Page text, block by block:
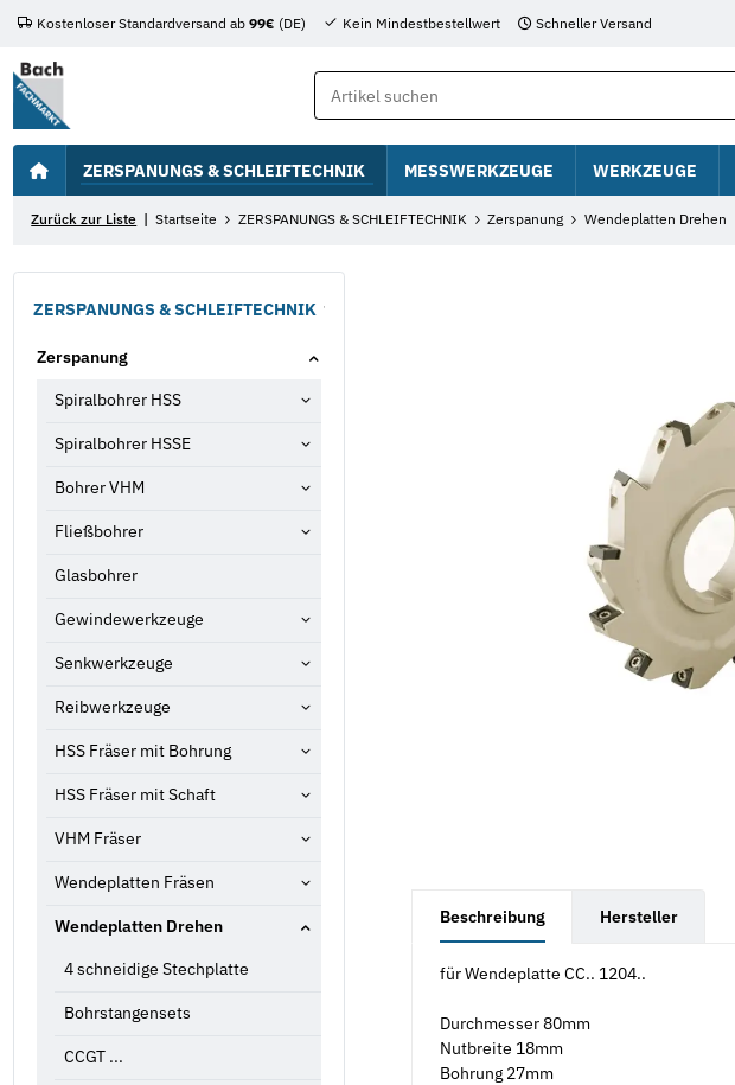
Kostenloser Standardversand ab 99€ (DE) Kein Mindestbestellwert Schneller Versand
ZERSPANUNGS & SCHLEIFTECHNIK MESSWERKZEUGE WERKZEUGE
Zurück zur Liste Startseite ZERSPANUNGS & SCHLEIFTECHNIK Zerspanung Wendeplatten Drehen
Beschreibung Hersteller
für Wendeplatte CC.. 1204..
Durchmesser 80mm
Nutbreite 18mm
Bohrung 27mm
ZERSPANUNGS & SCHLEIFTECHNIK
Zerspanung
Spiralbohrer HSS
Spiralbohrer HSSE
Bohrer VHM
Fließbohrer
Glasbohrer
Gewindewerkzeuge
Senkwerkzeuge
Reibwerkzeuge
HSS Fräser mit Bohrung
HSS Fräser mit Schaft
VHM Fräser
Wendeplatten Fräsen
Wendeplatten Drehen
4 schneidige Stechplatte
Bohrstangensets
CCGT ...